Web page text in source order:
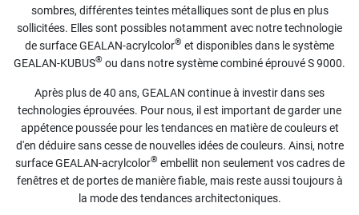
sombres, différentes teintes métalliques sont de plus en plus
sollicitées. Elles sont possibles notamment avec notre technologie
de surface GEALAN-acrylcolor® et disponibles dans le système
GEALAN-KUBUS® ou dans notre système combiné éprouvé S 9000.
Après plus de 40 ans, GEALAN continue à investir dans ses
technologies éprouvées. Pour nous, il est important de garder une
appétence poussée pour les tendances en matière de couleurs et
d'en déduire sans cesse de nouvelles idées de couleurs. Ainsi, notre
surface GEALAN-acrylcolor® embellit non seulement vos cadres de
fenêtres et de portes de manière fiable, mais reste aussi toujours à
la mode des tendances architectoniques.